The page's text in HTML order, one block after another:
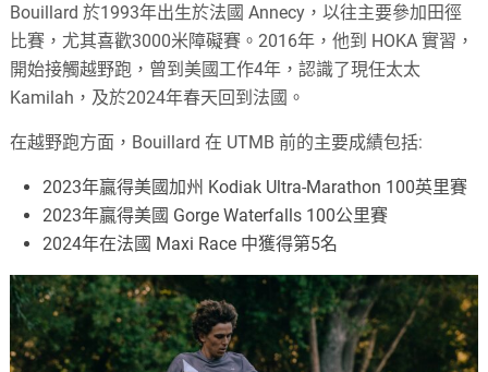
Bouillard 於1993年出生於法國 Annecy，以往主要參加田徑
比賽，尤其喜歡3000米障礙賽。2016年，他到 HOKA 實習，
開始接觸越野跑，曾到美國工作4年，認識了現任太太
Kamilah，及於2024年春天回到法國。
在越野跑方面，Bouillard 在 UTMB 前的主要成績包括:
2023年贏得美國加州 Kodiak Ultra-Marathon 100英里賽
2023年贏得美國 Gorge Waterfalls 100公里賽
2024年在法國 Maxi Race 中獲得第5名